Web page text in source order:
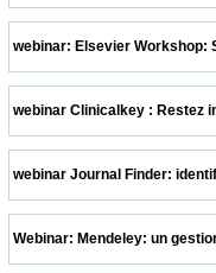
webinar: Elsevier
webinar Clinicalkey :
webinar Journal Finder:
Webinar: Mendeley: un